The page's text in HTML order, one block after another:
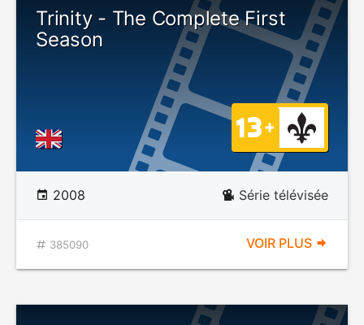
Trinity - The Complete First
Season
2008 Série télévisée
385090 VOIR PLUS